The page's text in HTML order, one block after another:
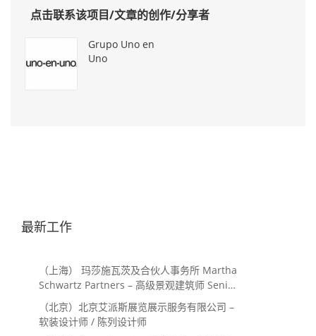
点击联系该项目/文章的创作/分享者
Grupo Uno en
Uno
最新工作
（上海） 玛莎施瓦茨及合伙人事务所 Martha
Schwartz Partners – 高级景观建筑师 Senior
Landscape Designer / 景观建筑师
Landscape Designer
（北京）北京艾派斯展览展示服务有限公司 –
软装设计师 / 陈列设计师